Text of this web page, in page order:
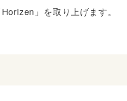
」を取り上げます。